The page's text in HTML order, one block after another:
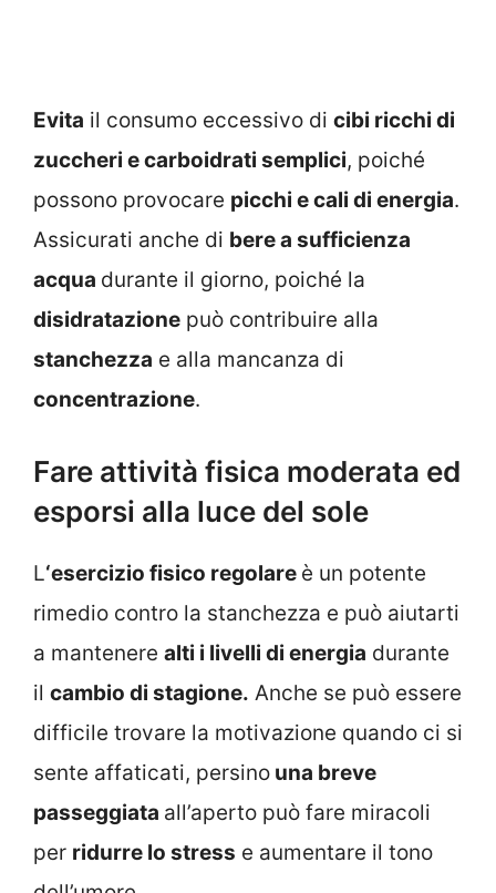
Evita il consumo eccessivo di cibi ricchi di
zuccheri e carboidrati semplici, poiché
possono provocare picchi e cali di energia.
Assicurati anche di bere a sufficienza
acqua durante il giorno, poiché la
disidratazione può contribuire alla
stanchezza e alla mancanza di
concentrazione.
Fare attività fisica moderata ed
esporsi alla luce del sole
L‘esercizio fisico regolare è un potente
rimedio contro la stanchezza e può aiutarti
a mantenere alti i livelli di energia durante
il cambio di stagione. Anche se può essere
difficile trovare la motivazione quando ci si
sente affaticati, persino una breve
passeggiata all’aperto può fare miracoli
per ridurre lo stress e aumentare il tono